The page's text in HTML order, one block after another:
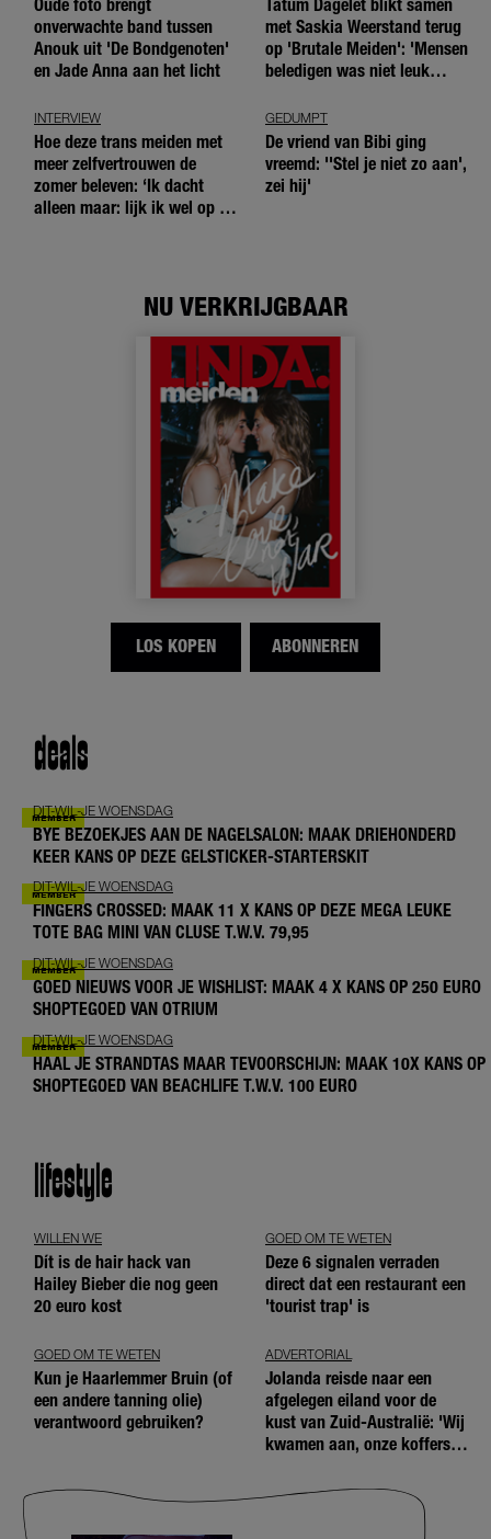
Oude foto brengt
onverwachte band tussen
Anouk uit 'De Bondgenoten'
en Jade Anna aan het licht
Tatum Dagelet blikt samen
met Saskia Weerstand terug
op 'Brutale Meiden': 'Mensen
beledigen was niet leuk
INTERVIEW
Hoe deze trans meiden met
meer zelfvertrouwen de
zomer beleven: ‘Ik dacht
alleen maar: lijk ik wel op de
GEDUMPT
De vriend van Bibi ging
vreemd: ''Stel je niet zo aan',
zei hij'
NU VERKRIJGBAAR
LOS KOPEN ABONNEREN
deals
DIT-WIL-JE WOENSDAG
BYE BEZOEKJES AAN DE NAGELSALON: MAAK DRIEHONDERD
KEER KANS OP DEZE GELSTICKER-STARTERSKIT
DIT-WIL-JE WOENSDAG
FINGERS CROSSED: MAAK 11 X KANS OP DEZE MEGA LEUKE
TOTE BAG MINI VAN CLUSE T.W.V. 79,95
DIT-WIL-JE WOENSDAG
GOED NIEUWS VOOR JE WISHLIST: MAAK 4 X KANS OP 250 EURO
SHOPTEGOED VAN OTRIUM
DIT-WIL-JE WOENSDAG
HAAL JE STRANDTAS MAAR TEVOORSCHIJN: MAAK 10X KANS OP
SHOPTEGOED VAN BEACHLIFE T.W.V. 100 EURO
lifestyle
WILLEN WE
Dít is de hair hack van
Hailey Bieber die nog geen
20 euro kost
GOED OM TE WETEN
Deze 6 signalen verraden
direct dat een restaurant een
'tourist trap' is
GOED OM TE WETEN
Kun je Haarlemmer Bruin (of
een andere tanning olie)
verantwoord gebruiken?
ADVERTORIAL
Jolanda reisde naar een
afgelegen eiland voor de
kust van Zuid-Australië: 'Wij
kwamen aan, onze koffers